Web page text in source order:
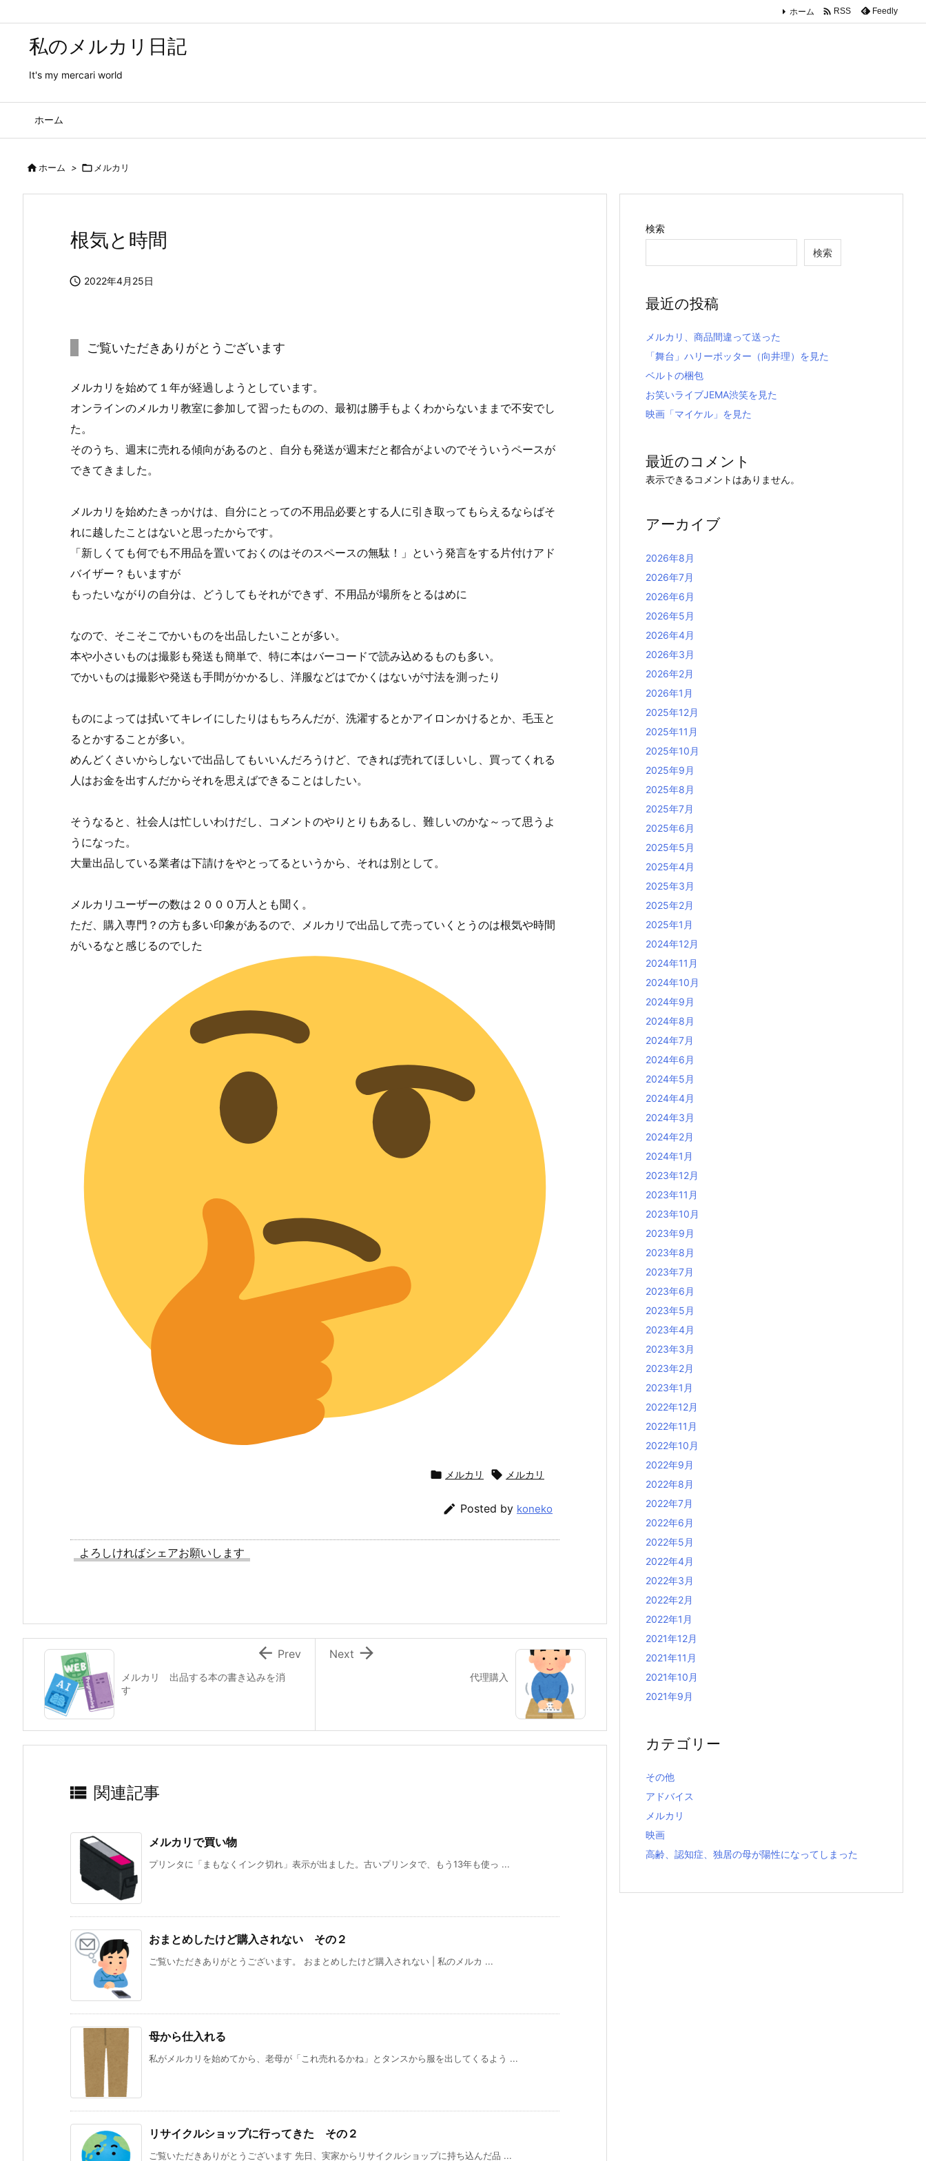
私のメルカリ日記
It's my mercari world
ホーム
ホーム  RSS Feedly
ホーム >  メルカリ
根気と時間
 2022年4月25日
ご覧いただきありがとうございます
メルカリを始めて１年が経過しようとしています。
オンラインのメルカリ教室に参加して習ったものの、最初は勝手もよくわからないままで不安でし
た。
そのうち、週末に売れる傾向があるのと、自分も発送が週末だと都合がよいのでそういうペースが
できてきました。
メルカリを始めたきっかけは、自分にとっての不用品必要とする人に引き取ってもらえるならばそ
れに越したことはないと思ったからです。
「新しくても何でも不用品を置いておくのはそのスペースの無駄！」という発言をする片付けアド
バイザー？もいますが
もったいながりの自分は、どうしてもそれができず、不用品が場所をとるはめに
なので、そこそこでかいものを出品したいことが多い。
本や小さいものは撮影も発送も簡単で、特に本はバーコードで読み込めるものも多い。
でかいものは撮影や発送も手間がかかるし、洋服などはでかくはないが寸法を測ったり
ものによっては拭いてキレイにしたりはもちろんだが、洗濯するとかアイロンかけるとか、毛玉と
るとかすることが多い。
めんどくさいからしないで出品してもいいんだろうけど、できれば売れてほしいし、買ってくれる
人はお金を出すんだからそれを思えばできることはしたい。
そうなると、社会人は忙しいわけだし、コメントのやりとりもあるし、難しいのかな～って思うよ
うになった。
大量出品している業者は下請けをやとってるというから、それは別として。
メルカリユーザーの数は２０００万人とも聞く。
ただ、購入専門？の方も多い印象があるので、メルカリで出品して売っていくとうのは根気や時間
がいるなと感じるのでした
 メルカリ  メルカリ
 Posted by koneko
よろしければシェアお願いします
代理購入

Next
メルカリ 出品する本の書き込みを消
す
 Prev
 関連記事
メルカリで買い物
プリンタに「まもなくインク切れ」表示が出ました。古いプリンタで、もう13年も使っ ...
おまとめしたけど購入されない その２
ご覧いただきありがとうございます。 おまとめしたけど購入されない | 私のメルカ ...
母から仕入れる
私がメルカリを始めてから、老母が「これ売れるかね」とタンスから服を出してくるよう ...
リサイクルショップに行ってきた その２
ご覧いただきありがとうございます 先日、実家からリサイクルショップに持ち込んだ品 ...
検索
検索
最近の投稿
メルカリ、商品間違って送った
「舞台」ハリーポッター（向井理）を見た
ベルトの梱包
お笑いライブJEMA渋笑を見た
映画「マイケル」を見た
最近のコメント
表示できるコメントはありません。
アーカイブ
2026年8月
2026年7月
2026年6月
2026年5月
2026年4月
2026年3月
2026年2月
2026年1月
2025年12月
2025年11月
2025年10月
2025年9月
2025年8月
2025年7月
2025年6月
2025年5月
2025年4月
2025年3月
2025年2月
2025年1月
2024年12月
2024年11月
2024年10月
2024年9月
2024年8月
2024年7月
2024年6月
2024年5月
2024年4月
2024年3月
2024年2月
2024年1月
2023年12月
2023年11月
2023年10月
2023年9月
2023年8月
2023年7月
2023年6月
2023年5月
2023年4月
2023年3月
2023年2月
2023年1月
2022年12月
2022年11月
2022年10月
2022年9月
2022年8月
2022年7月
2022年6月
2022年5月
2022年4月
2022年3月
2022年2月
2022年1月
2021年12月
2021年11月
2021年10月
2021年9月
カテゴリー
その他
アドバイス
メルカリ
映画
高齢、認知症、独居の母が陽性になってしまった